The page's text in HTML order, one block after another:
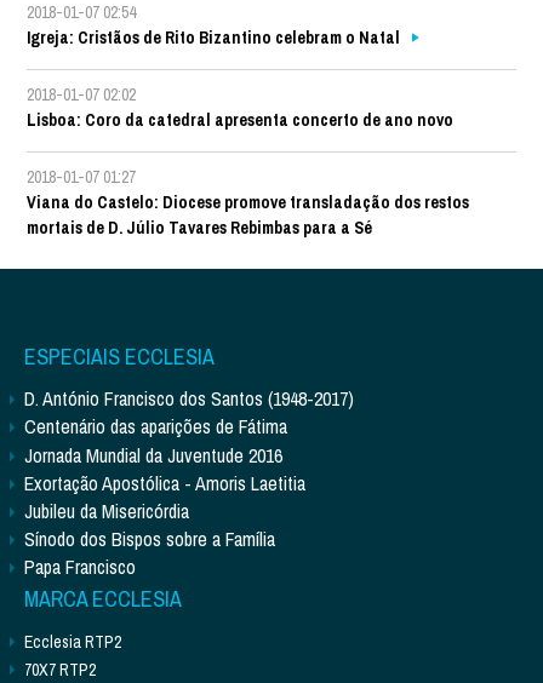
2018-01-07 02:54
Igreja: Cristãos de Rito Bizantino celebram o Natal
2018-01-07 02:02
Lisboa: Coro da catedral apresenta concerto de ano novo
2018-01-07 01:27
Viana do Castelo: Diocese promove transladação dos restos
mortais de D. Júlio Tavares Rebimbas para a Sé
ESPECIAIS ECCLESIA
D. António Francisco dos Santos (1948-2017)
Centenário das aparições de Fátima
Jornada Mundial da Juventude 2016
Exortação Apostólica - Amoris Laetitia
Jubileu da Misericórdia
Sínodo dos Bispos sobre a Família
Papa Francisco
MARCA ECCLESIA
Ecclesia RTP2
70X7 RTP2